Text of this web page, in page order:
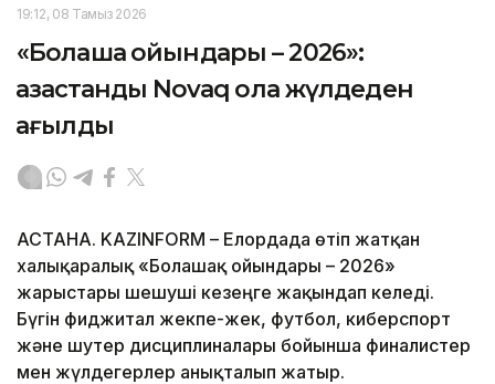
19:12, 08 Тамыз 2026
«Болашақ ойындары – 2026»:
қазақстандық Novaq қола жүлдеден
қағылды
АСТАНА. KAZINFORM – Елордада өтіп жатқан
халықаралық «Болашақ ойындары – 2026»
жарыстары шешуші кезеңге жақындап келеді.
Бүгін фиджитал жекпе-жек, футбол, киберспорт
және шутер дисциплиналары бойынша финалистер
мен жүлдегерлер анықталып жатыр.